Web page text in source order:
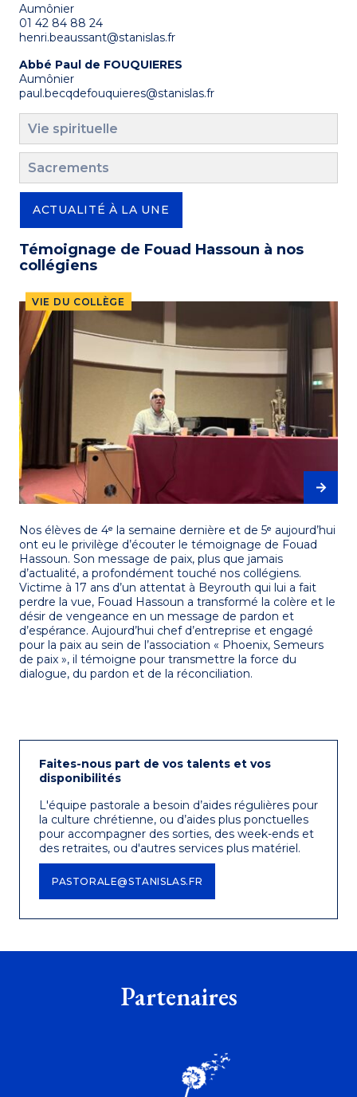
ACTUALITÉ À LA UNE
Témoignage de Fouad Hassoun à nos
collégiens
VIE DU COLLÈGE
Nos élèves de 4ᵉ la semaine dernière et de 5ᵉ aujourd’hui
ont eu le privilège d’écouter le témoignage de Fouad
Hassoun. Son message de paix, plus que jamais
d’actualité, a profondément touché nos collégiens.
Victime à 17 ans d’un attentat à Beyrouth qui lui a fait
perdre la vue, Fouad Hassoun a transformé la colère et le
désir de vengeance en un message de pardon et
d’espérance. Aujourd’hui chef d’entreprise et engagé
pour la paix au sein de l’association « Phoenix, Semeurs
de paix », il témoigne pour transmettre la force du
dialogue, du pardon et de la réconciliation.
Faites-nous part de vos talents et vos
disponibilités
L'équipe pastorale a besoin d’aides régulières pour
la culture chrétienne, ou d’aides plus ponctuelles
pour accompagner des sorties, des week-ends et
des retraites, ou d'autres services plus matériel.
PASTORALE@STANISLAS.FR
Aumônier
01 42 84 88 24
henri.beaussant@stanislas.fr
Abbé Paul de FOUQUIERES
Aumônier
paul.becqdefouquieres@stanislas.fr
Vie spirituelle
Sacrements
Partenaires